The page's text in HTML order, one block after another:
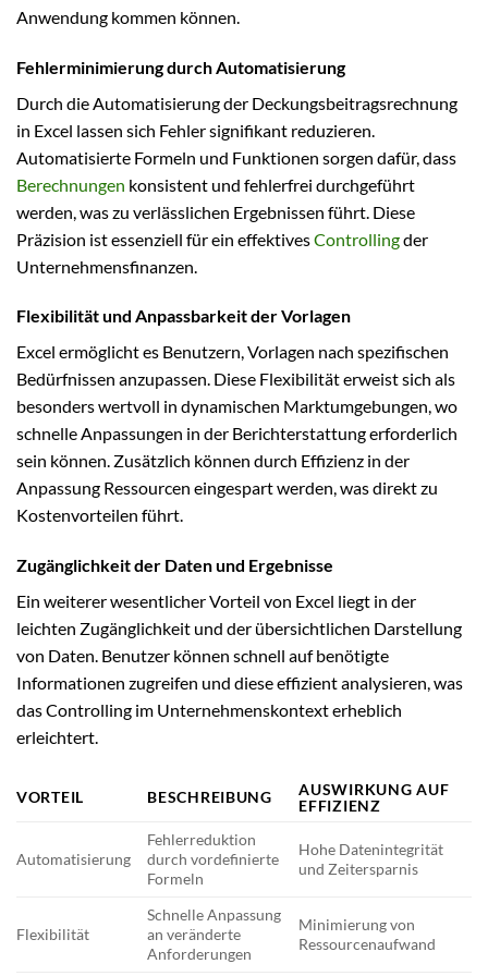
Anwendung kommen können.
Fehlerminimierung durch Automatisierung
Durch die Automatisierung der Deckungsbeitragsrechnung
in Excel lassen sich Fehler signifikant reduzieren.
Automatisierte Formeln und Funktionen sorgen dafür, dass
Berechnungen konsistent und fehlerfrei durchgeführt
werden, was zu verlässlichen Ergebnissen führt. Diese
Präzision ist essenziell für ein effektivesControllingder
Unternehmensfinanzen.
Flexibilität und Anpassbarkeit der Vorlagen
Excel ermöglicht es Benutzern, Vorlagen nach spezifischen
Bedürfnissen anzupassen. Diese Flexibilität erweist sich als
besonders wertvoll in dynamischen Marktumgebungen, wo
schnelle Anpassungen in der Berichterstattung erforderlich
sein können. Zusätzlich können durch Effizienz in der
Anpassung Ressourcen eingespart werden, was direkt zu
Kostenvorteilen führt.
Zugänglichkeit der Daten und Ergebnisse
Ein weiterer wesentlicher Vorteil von Excel liegt in der
leichten Zugänglichkeit und der übersichtlichen Darstellung
von Daten. Benutzer können schnell auf benötigte
Informationen zugreifen und diese effizient analysieren, was
das Controlling im Unternehmenskontext erheblich
erleichtert.
VORTEIL BESCHREIBUNG
AUSWIRKUNG AUF
EFFIZIENZ
Automatisierung
Fehlerreduktion
durch vordefinierte
Formeln
Hohe Datenintegrität
und Zeitersparnis
Flexibilität
Schnelle Anpassung
an veränderte
Anforderungen
Minimierung von
Ressourcenaufwand